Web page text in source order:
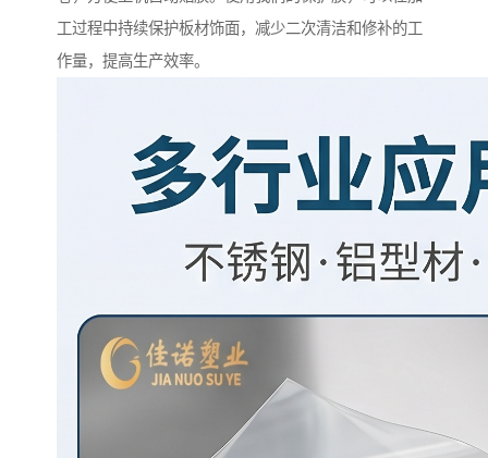
工过程中持续保护板材饰面，减少二次清洁和修补的工
作量，提高生产效率。